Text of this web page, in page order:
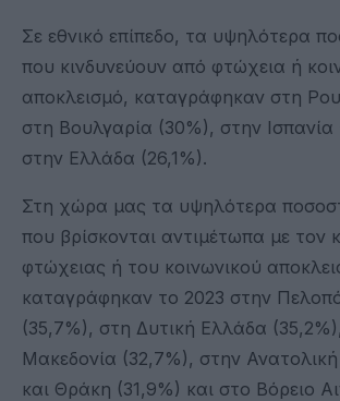
Σε εθνικό επίπεδο, τα υψηλότερα
που κινδυνεύουν από φτώχεια ή
αποκλεισμό, καταγράφηκαν στη
στη Βουλγαρία (30%), στην Ισπανία
στην Ελλάδα (26,1%).
Στη χώρα μας τα υψηλότερα
που βρίσκονται αντιμέτωπα με τον
φτώχειας ή του κοινωνικού
καταγράφηκαν το 2023 στην
(35,7%), στη Δυτική Ελλάδα
Μακεδονία (32,7%), στην
και Θράκη (31,9%) και στο Βόρειο